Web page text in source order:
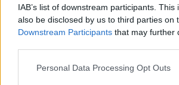
IAB’s list of downstream participants.
also be disclosed by us to third parties on
Downstream Participants that may further
Personal Data Processing Opt Outs
Εφημερίδα